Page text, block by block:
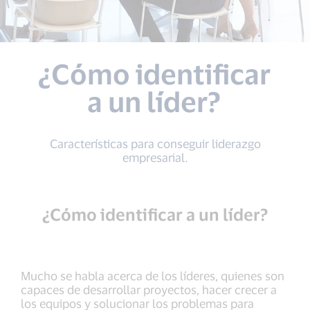
¿Cómo identificar
a un líder?
Características para conseguir liderazgo
empresarial.
¿Cómo identificar a un líder?
Mucho se habla acerca de los líderes, quienes son
capaces de desarrollar proyectos, hacer crecer a
los equipos y solucionar los problemas para